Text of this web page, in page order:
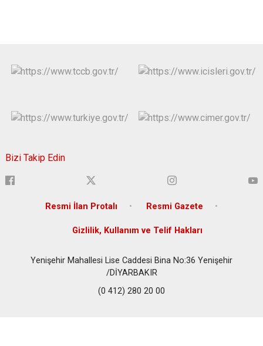
Bizi Takip Edin
Resmi İlan Protalı Resmi Gazete
Gizlilik, Kullanım ve Telif Hakları
Yenişehir Mahallesi Lise Caddesi Bina No:36 Yenişehir
/DİYARBAKIR
(0 412) 280 20 00